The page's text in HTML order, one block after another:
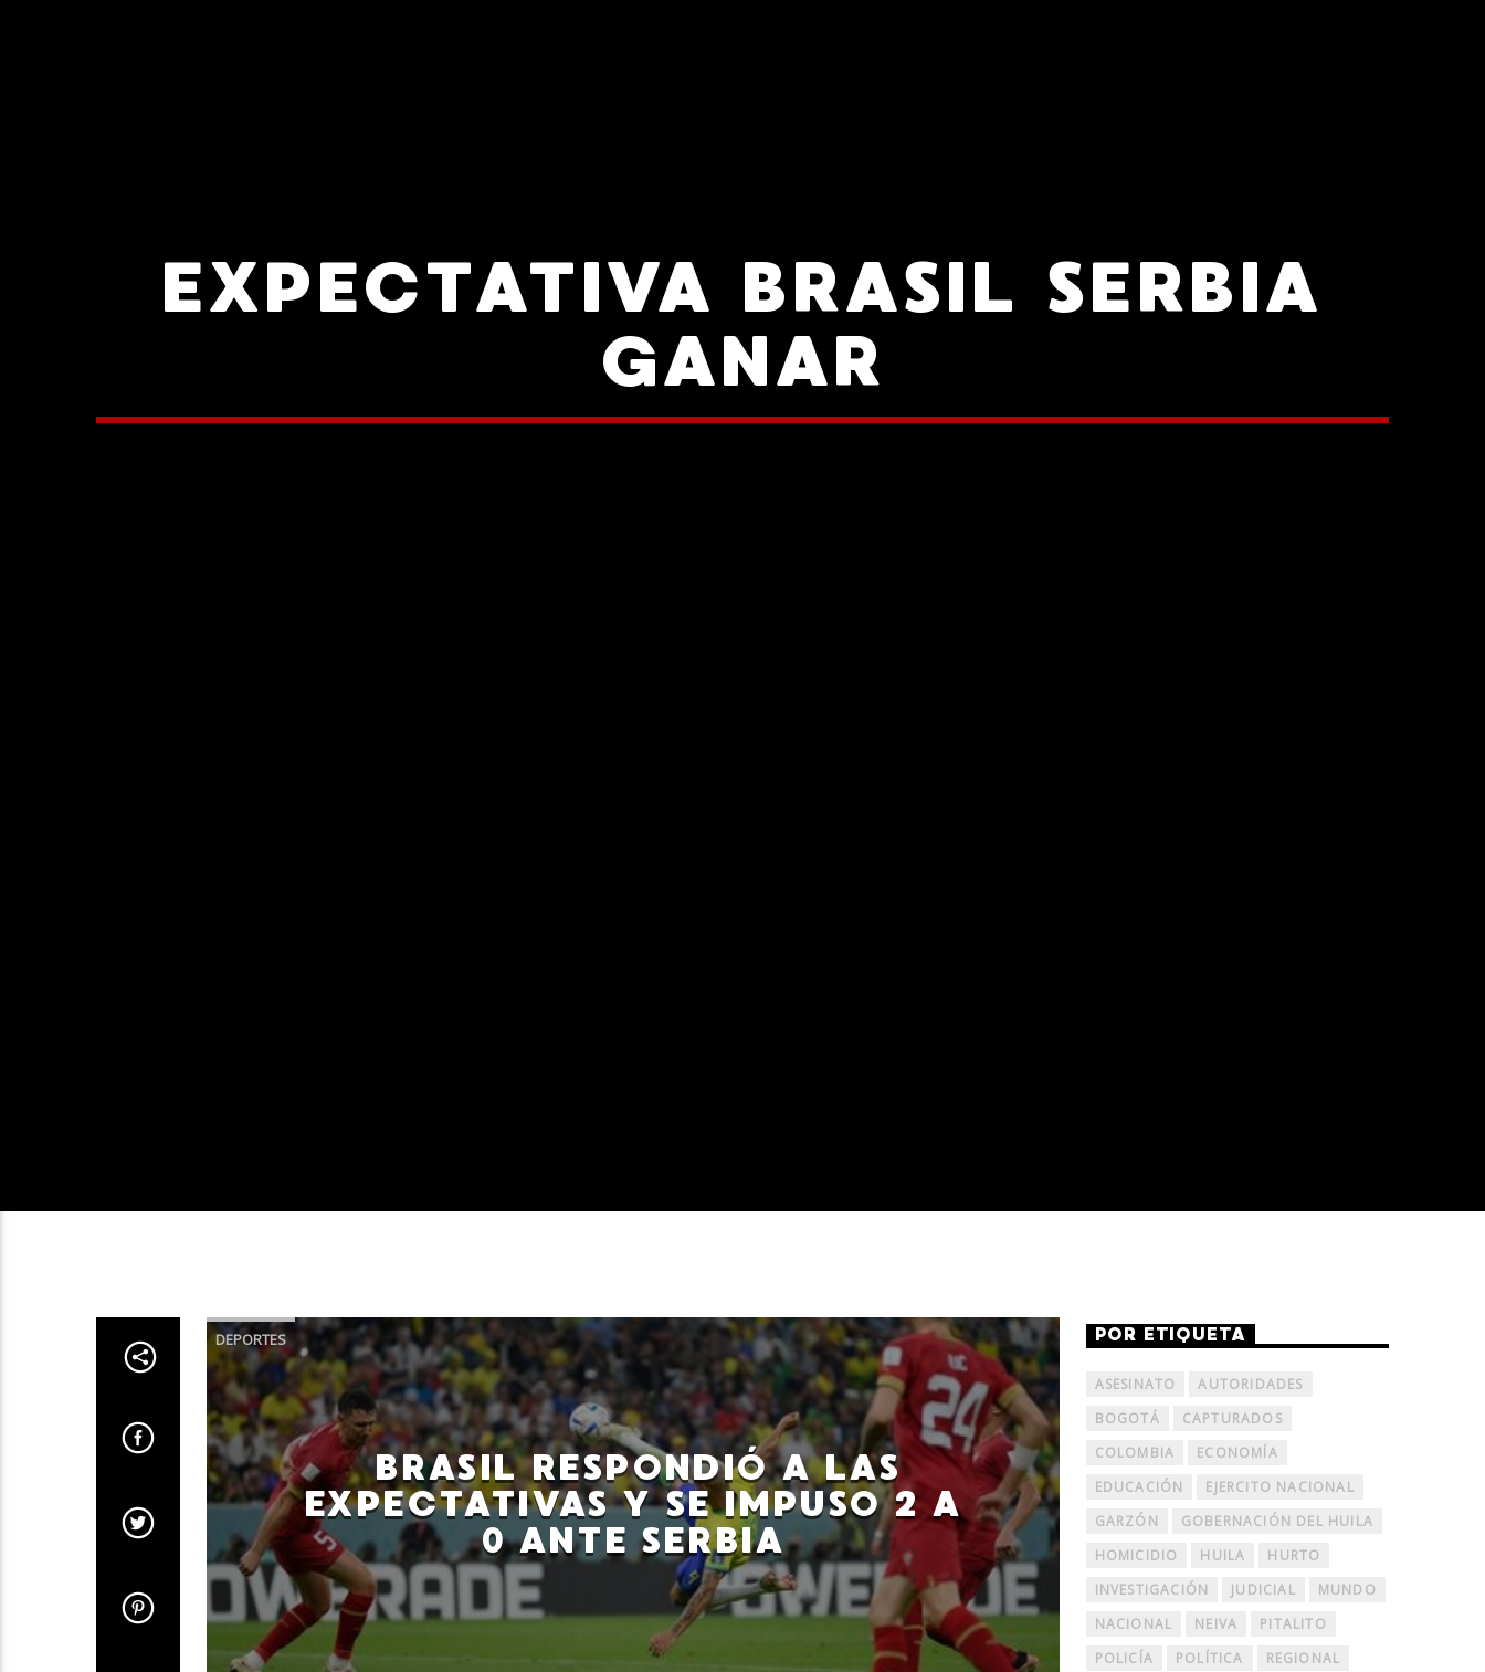
EXPECTATIVA BRASIL SERBIA
GANAR
DEPORTES
BRASIL RESPONDIÓ A LAS
EXPECTATIVAS Y SE IMPUSO 2 A
0 ANTE SERBIA
POR ETIQUETA
ASESINATO
AUTORIDADES
BOGOTÁ
CAPTURADOS
COLOMBIA
ECONOMÍA
EDUCACIÓN
EJERCITO NACIONAL
GARZÓN
GOBERNACIÓN DEL HUILA
HOMICIDIO
HUILA
HURTO
INVESTIGACIÓN
JUDICIAL
MUNDO
NACIONAL
NEIVA
PITALITO
POLICÍA
POLÍTICA
REGIONAL